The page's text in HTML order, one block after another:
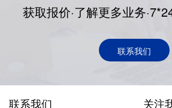
获取报价·了解更多业务
联系我们
联系我们 关注